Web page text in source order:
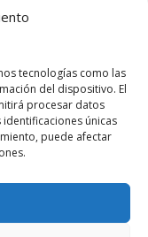
tecnologías como las
del dispositivo. El
procesar datos
únicas
puede afectar
futuro,
ayuda en